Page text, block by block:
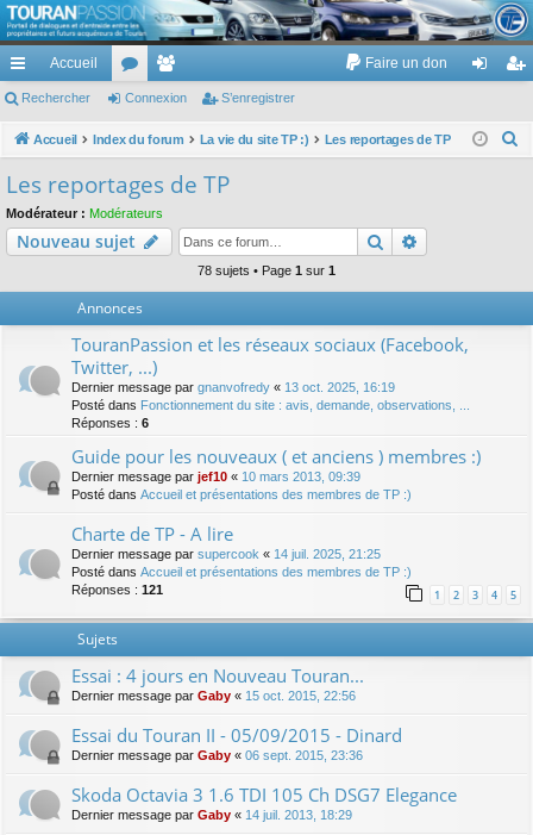
TouranPassion
Le forum des propriétaires ou futurs acquéreurs du Volkswagen Touran
cc
ès
pi
de
Accueil
or
u
e
m
Faire un don
ne nr
Rechercher Connexion S’enregistrer
Accueil Index du forum La vie du site TP :) Les reportages de TP
c
Les reportages de TP
Modérateur : Modérateurs
Nouveau sujet Rechercher
78 sujets • Page 1 sur 1
Annonces
TouranPassion et les réseaux sociaux (Facebook,
Twitter, ...)
Dernier message par gnanvofredy « 13 oct. 2025, 16:19
Posté dans Fonctionnement du site : avis, demande, observations, ...
Réponses : 6
Guide pour les nouveaux ( et anciens ) membres :)
Dernier message par jef10 « 10 mars 2013, 09:39
Posté dans Accueil et présentations des membres de TP :)
Charte de TP - A lire
Dernier message par supercook « 14 juil. 2025, 21:25
Posté dans Accueil et présentations des membres de TP :)
Réponses : 121 1 2 3 4 5
Sujets
Essai : 4 jours en Nouveau Touran...
Dernier message par Gaby « 15 oct. 2015, 22:56
Essai du Touran II - 05/09/2015 - Dinard
Dernier message par Gaby « 06 sept. 2015, 23:36
Skoda Octavia 3 1.6 TDI 105 Ch DSG7 Elegance
Dernier message par Gaby « 14 juil. 2013, 18:29